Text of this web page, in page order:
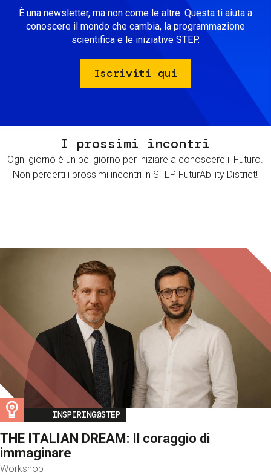
È una newsletter, ma non come le altre. Questa ti aiuta a
conoscere il mondo che cambia, la programmazione
scientifica e le iniziative STEP.
Iscriviti qui
I prossimi incontri
Ogni giorno è un bel giorno per iniziare a conoscere il Futuro.
Non perderti i prossimi incontri in STEP FuturAbility District!
Image
INSPIRING@STEP
THE ITALIAN DREAM: Il coraggio di
immaginare
Workshop